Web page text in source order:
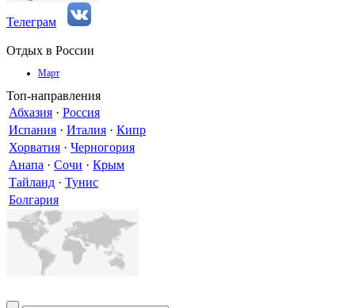
Телеграм
Отдых в России
Март
Топ-направления
Абхазия · Россия
Испания · Италия · Кипр
Хорватия · Черногория
Анапа · Сочи · Крым
Тайланд · Тунис
Болгария